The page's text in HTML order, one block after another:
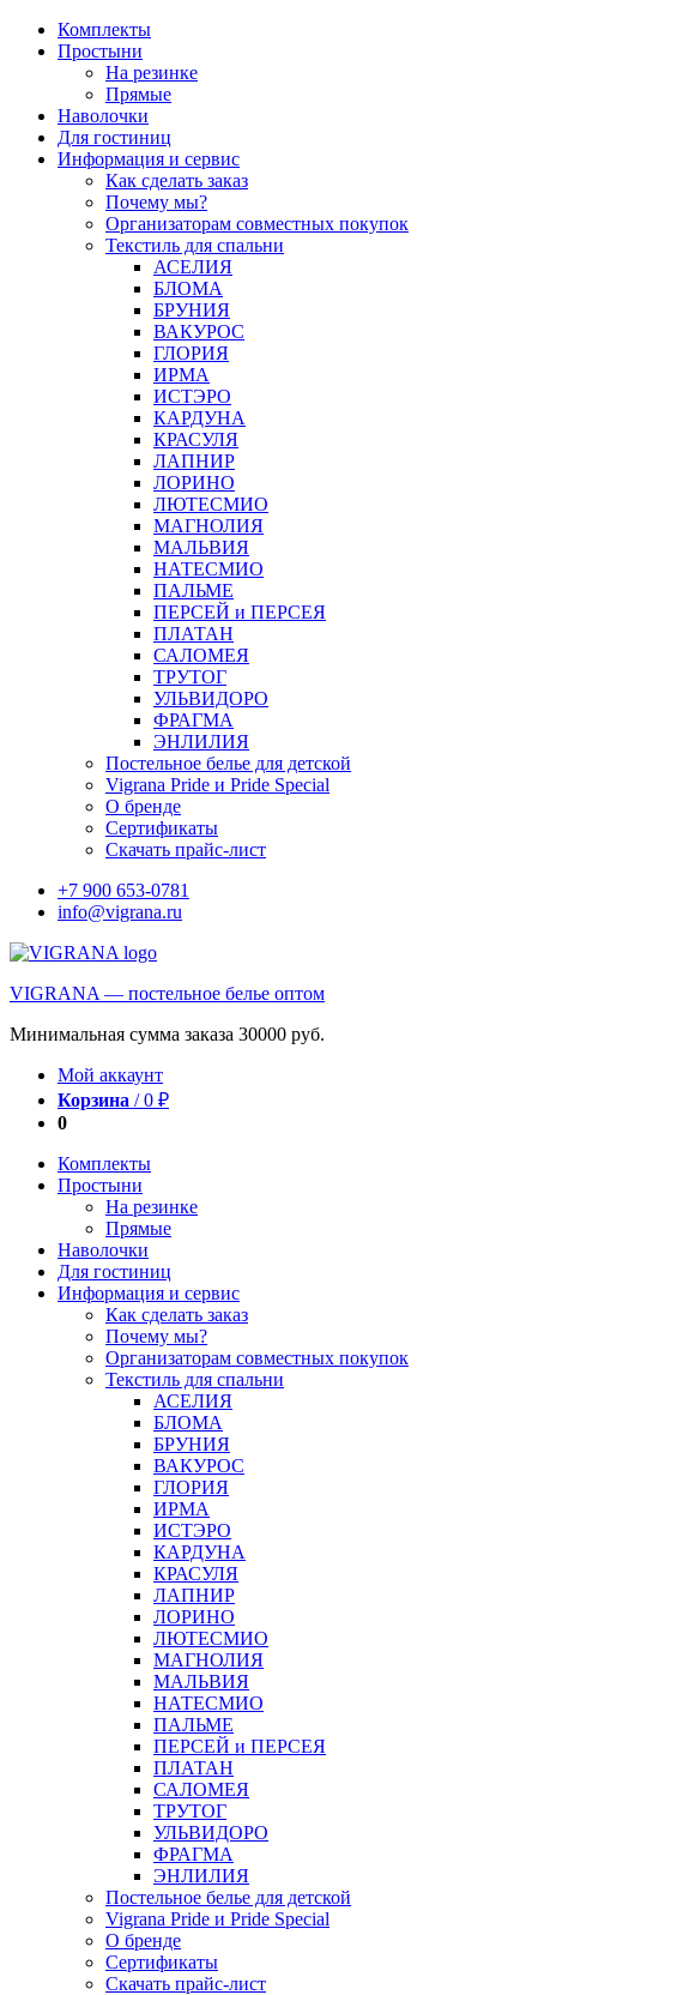
Перейти
содержимому
Комплекты
Простыни
На резинке
Прямые
Наволочки
Для гостиниц
Информация и сервис
Как сделать заказ
Почему мы?
Организаторам совместных покупок
Текстиль для спальни
АСЕЛИЯ
БЛОМА
БРУНИЯ
ВАКУРОС
ГЛОРИЯ
ИРМА
ИСТЭРО
КАРДУНА
КРАСУЛЯ
ЛАПНИР
ЛОРИНО
ЛЮТЕСМИО
МАГНОЛИЯ
МАЛЬВИЯ
НАТЕСМИО
ПАЛЬМЕ
ПЕРСЕЙ и ПЕРСЕЯ
ПЛАТАН
САЛОМЕЯ
ТРУТОГ
УЛЬВИДОРО
ФРАГМА
ЭНЛИЛИЯ
Постельное белье для детской
Vigrana Pride и Pride Special
О бренде
Сертификаты
Скачать прайс-лист
+7 900 653-0781
info@vigrana.ru
VIGRANA — постельное белье оптом
Минимальная сумма заказа 30000 руб.
Мой аккаунт
Корзина /0 ₽
0
Комплекты
Простыни
На резинке
Прямые
Наволочки
Для гостиниц
Информация и сервис
Как сделать заказ
Почему мы?
Организаторам совместных покупок
Текстиль для спальни
АСЕЛИЯ
БЛОМА
БРУНИЯ
ВАКУРОС
ГЛОРИЯ
ИРМА
ИСТЭРО
КАРДУНА
КРАСУЛЯ
ЛАПНИР
ЛОРИНО
ЛЮТЕСМИО
МАГНОЛИЯ
МАЛЬВИЯ
НАТЕСМИО
ПАЛЬМЕ
ПЕРСЕЙ и ПЕРСЕЯ
ПЛАТАН
САЛОМЕЯ
ТРУТОГ
УЛЬВИДОРО
ФРАГМА
ЭНЛИЛИЯ
Постельное белье для детской
Vigrana Pride и Pride Special
О бренде
Сертификаты
Скачать прайс-лист